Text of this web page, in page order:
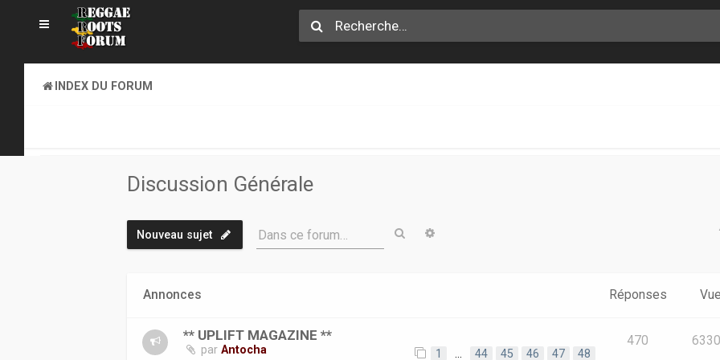
INDEX DU FORUM
Discussion Générale
Nouveau sujet Dans ce forum… Rechercher
Annonces Réponses
** UPLIFT MAGAZINE **
parAntocha 1 44 45 46 47 48
470